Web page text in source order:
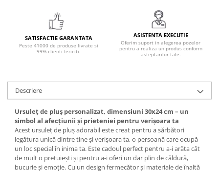
SATISFACTIE GARANTATA
Peste 41000 de produse livrate si
99% clienti fericiti.
ASISTENTA EXECUTIE
Oferim suport in alegerea pozelor
pentru a realiza un produs conform
asteptarilor tale.
Descriere
Ursuleț de pluș personalizat, dimensiuni 30x24 cm – un
simbol al afecțiunii și prieteniei pentru verișoara ta
Acest ursuleț de pluș adorabil este creat pentru a sărbători
legătura unică dintre tine și verișoara ta, o persoană care ocupă
un loc special în inima ta. Este cadoul perfect pentru a-i arăta cât
de mult o prețuiești și pentru a-i oferi un dar plin de căldură,
bucurie și emoție. Cu un design fermecător și materiale de înaltă